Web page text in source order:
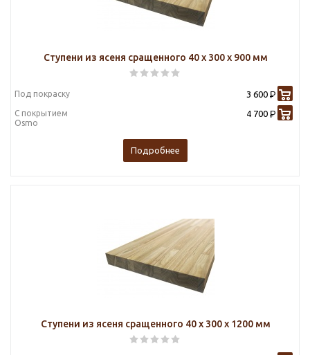
Ступени из ясеня сращенного 40 х 300 х 900 мм
Под покраску 3 600 Р
С покрытием
Osmo
4 700 Р
Подробнее
Ступени из ясеня сращенного 40 х 300 х 1200 мм